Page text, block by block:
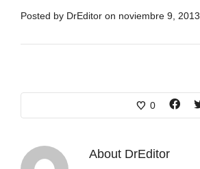
Posted by DrEditor on noviembre 9, 2013
0
About DrEditor